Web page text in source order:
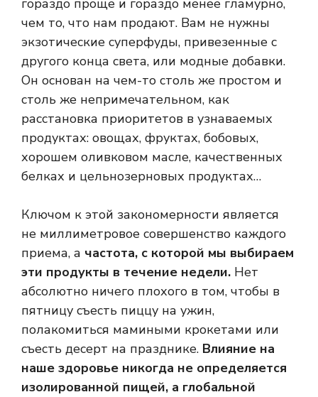
гораздо проще и гораздо менее гламурно,
чем то, что нам продают. Вам не нужны
экзотические суперфуды, привезенные с
другого конца света, или модные добавки.
Он основан на чем-то столь же простом и
столь же непримечательном, как
расстановка приоритетов в узнаваемых
продуктах: овощах, фруктах, бобовых,
хорошем оливковом масле, качественных
белках и цельнозерновых продуктах…
Ключом к этой закономерности является
не миллиметровое совершенство каждого
приема, а частота, с которой мы выбираем
эти продукты в течение недели. Нет
абсолютно ничего плохого в том, чтобы в
пятницу съесть пиццу на ужин,
полакомиться мамиными крокетами или
съесть десерт на празднике. Влияние на
наше здоровье никогда не определяется
изолированной пищей, а глобальной